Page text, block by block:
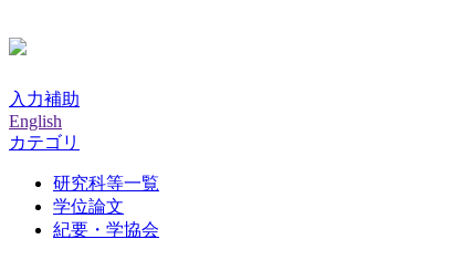
入力補助
English
カテゴリ
研究科等一覧
学位論文
紀要・学協会